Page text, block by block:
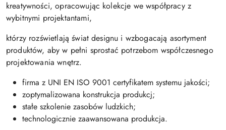
kreatywności, opracowując kolekcje we współpracy z
wybitnymi projektantami,
którzy rozświetlają świat designu i wzbogacają asortyment
produktów, aby w pełni sprostać potrzebom współczesnego
projektowania wnętrz.
firma z UNI EN ISO 9001 certyfikatem systemu jakości;
zoptymalizowana konstrukcja produkcj;
stałe szkolenie zasobów ludzkich;
technologicznie zaawansowana produkcja.